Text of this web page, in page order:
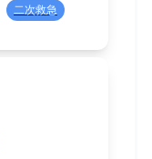
二次救急